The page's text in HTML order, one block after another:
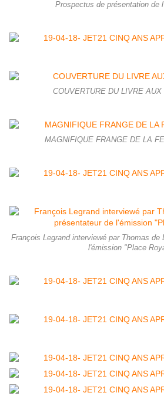
Prospectus de présentation de
COUVERTURE DU LIVRE AUX
MAGNIFIQUE FRANGE DE LA
François Legrand interviewé par Thomas de
l'émission "Place